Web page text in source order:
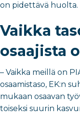
on pidettävä huolta.
Vaikka
osaajista
– Vaikka meillä on
osaamistaso, EK:n
mukaan osaavan
toiseksi suurin